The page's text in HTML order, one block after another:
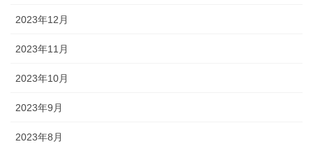
2023年12月
2023年11月
2023年10月
2023年9月
2023年8月